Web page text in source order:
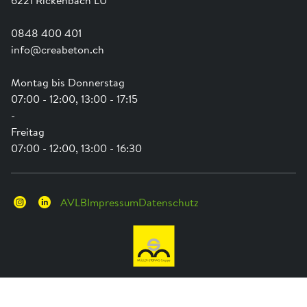
0848 400 401
info@creabeton.ch
Montag bis Donnerstag
07:00 - 12:00, 13:00 - 17:15
-
Freitag
07:00 - 12:00, 13:00 - 16:30
AVLBImpressumDatenschutz